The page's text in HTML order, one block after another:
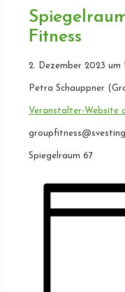
Fitness
2. Dezember 2023 um
Petra Schauppner
Veranstalter-Website
Spiegelraum 67